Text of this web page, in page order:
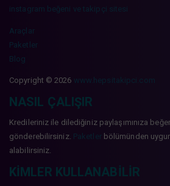
instagram beğeni ve takipçi sitesi
Araçlar
Paketler
Blog
Copyright © 2026 www.hepsitakipci.com
NASIL ÇALIŞIR
Kredileriniz ile dilediğiniz paylaşımınıza
gönderebilirsiniz. Paketler bölümünden
alabilirsiniz.
KIMLER KULLANABILIR